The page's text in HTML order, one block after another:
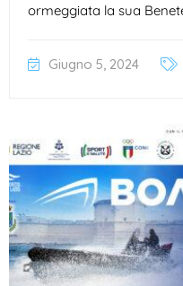
ormeggiata la sua
Giugno 5, 2024